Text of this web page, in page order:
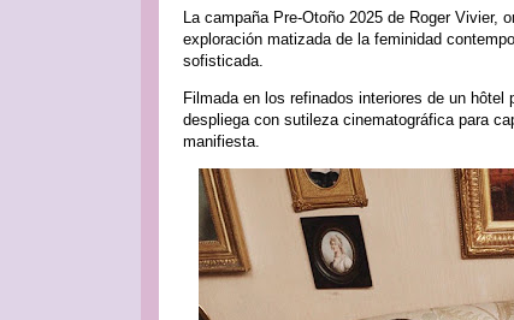
La campaña Pre-Otoño 2025 de Roger Vivier,
exploración matizada de la feminidad
sofisticada.
Filmada en los refinados interiores de un
despliega con sutileza cinematográfica para
manifiesta.